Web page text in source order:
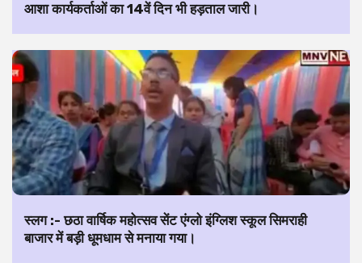
आशा कार्यकर्ताओं का 14वें दिन भी हड़ताल जारी।
स्लग :- छठा वार्षिक महोत्सव सेंट एंग्लो इंग्लिश स्कूल सिमराही
बाजार में बड़ी धूमधाम से मनाया गया।